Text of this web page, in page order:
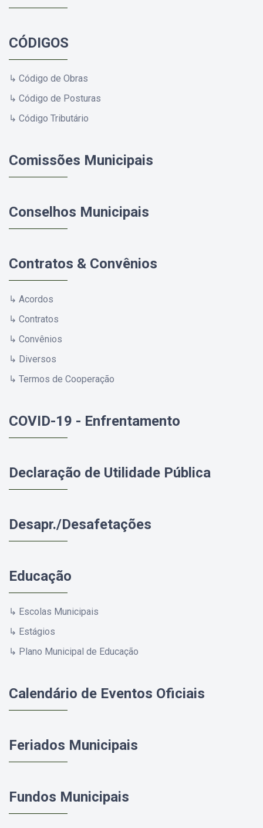
CÓDIGOS
↳ Código de Obras
↳ Código de Posturas
↳ Código Tributário
Comissões Municipais
Conselhos Municipais
Contratos & Convênios
↳ Acordos
↳ Contratos
↳ Convênios
↳ Diversos
↳ Termos de Cooperação
COVID-19 - Enfrentamento
Declaração de Utilidade Pública
Desapr./Desafetações
Educação
↳ Escolas Municipais
↳ Estágios
↳ Plano Municipal de Educação
Calendário de Eventos Oficiais
Feriados Municipais
Fundos Municipais